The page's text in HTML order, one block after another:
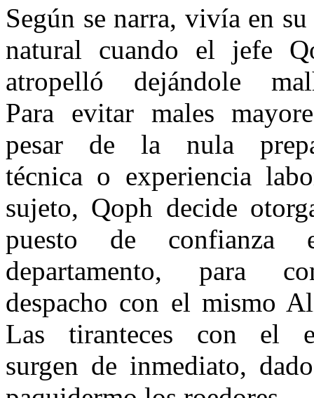
Según se narra, vivía en
natural cuando el jefe
atropelló dejándole
Para evitar males
pesar de la nula
técnica o experiencia
sujeto, Qoph decide
puesto de confianza
departamento, para
despacho con el mismo
Las tiranteces con el
surgen de inmediato,